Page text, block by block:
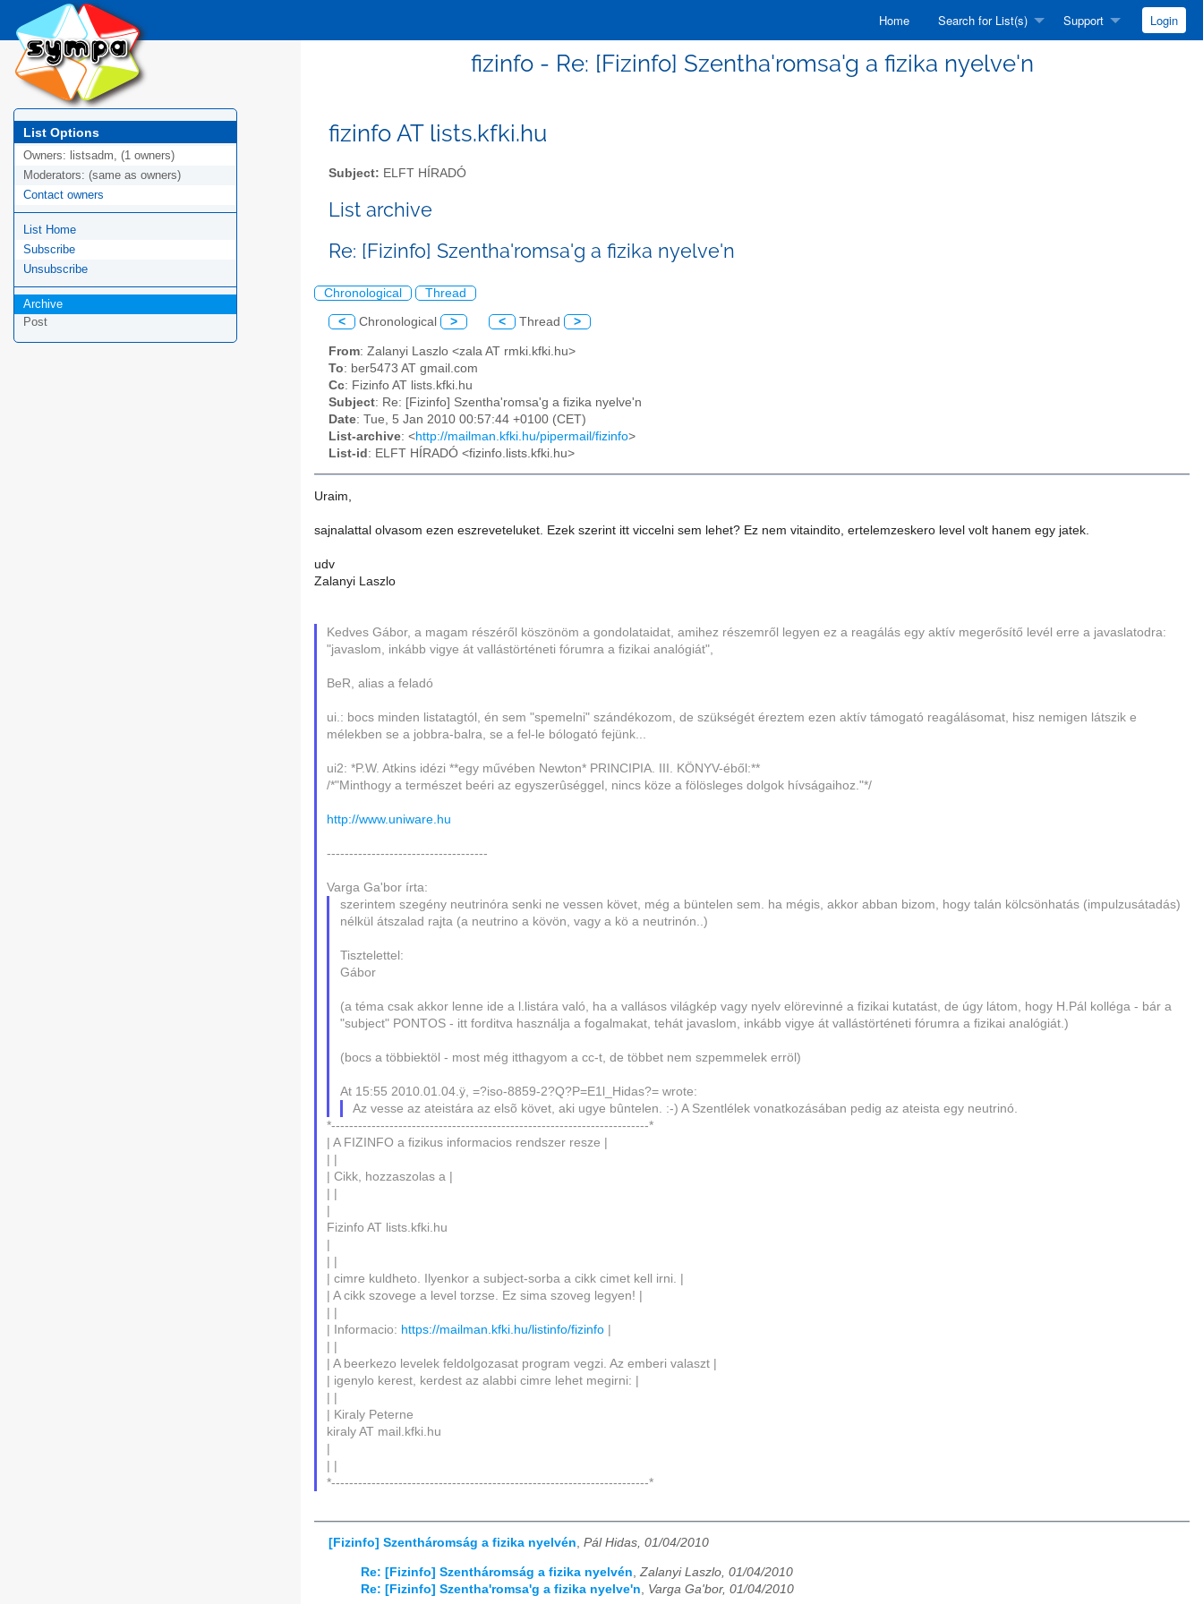
Home Search for List(s) Support Login
fizinfo - Re: [Fizinfo] Szentha'romsa'g a fizika nyelve'n
List Options
Owners: listsadm, (1 owners)
Moderators: (same as owners)
Contact owners
List Home
Subscribe
Unsubscribe
Archive
Post
fizinfo AT lists.kfki.hu
Subject: ELFT HÍRADÓ
List archive
Re: [Fizinfo] Szentha'romsa'g a fizika nyelve'n
Chronological Thread
< Chronological > < Thread >
From: Zalanyi Laszlo <zala AT rmki.kfki.hu>
To: ber5473 AT gmail.com
Cc: Fizinfo AT lists.kfki.hu
Subject: Re: [Fizinfo] Szentha'romsa'g a fizika nyelve'n
Date: Tue, 5 Jan 2010 00:57:44 +0100 (CET)
List-archive: <http://mailman.kfki.hu/pipermail/fizinfo>
List-id : ELFT HÍRADÓ <fizinfo.lists.kfki.hu>
Uraim,
sajnalattal olvasom ezen eszreveteluket. Ezek szerint itt viccelni sem lehet? Ez nem vitaindito, ertelemzeskero level volt hanem egy jatek.
udv
Zalanyi Laszlo
Kedves Gábor, a magam részéről köszönöm a gondolataidat, amihez részemről legyen ez a reagálás egy aktív megerősítő levél erre a javaslatodra:
"javaslom, inkább vigye át vallástörténeti fórumra a fizikai analógiát",
BeR, alias a feladó
ui.: bocs minden listatagtól, én sem "spemelni" szándékozom, de szükségét éreztem ezen aktív támogató reagálásomat, hisz nemigen látszik e
mélekben se a jobbra-balra, se a fel-le bólogató fejünk...
ui2: *P.W. Atkins idézi **egy művében Newton* PRINCIPIA. III. KÖNYV-éből:**
/*"Minthogy a természet beéri az egyszerûséggel, nincs köze a fölösleges dolgok hívságaihoz."*/
http://www.uniware.hu
------------------------------------
Varga Ga'bor írta:
szerintem szegény neutrinóra senki ne vessen követ, még a büntelen sem. ha mégis, akkor abban bizom, hogy talán kölcsönhatás (impulzusátadás)
nélkül átszalad rajta (a neutrino a kövön, vagy a kö a neutrinón..)
Tisztelettel:
Gábor
(a téma csak akkor lenne ide a l.listára való, ha a vallásos világkép vagy nyelv elörevinné a fizikai kutatást, de úgy látom, hogy H.Pál kolléga - bár a
"subject" PONTOS - itt forditva használja a fogalmakat, tehát javaslom, inkább vigye át vallástörténeti fórumra a fizikai analógiát.)
(bocs a többiektöl - most még itthagyom a cc-t, de többet nem szpemmelek erröl)
At 15:55 2010.01.04.ÿ, =?iso-8859-2?Q?P=E1l_Hidas?= wrote:
Az vesse az ateistára az elsõ követ, aki ugye bûntelen. :-) A Szentlélek vonatkozásában pedig az ateista egy neutrinó.
*-----------------------------------------------------------------------*
| A FIZINFO a fizikus informacios rendszer resze |
| Cikk, hozzaszolas a |
Fizinfo AT lists.kfki.hu
| cimre kuldheto. Ilyenkor a subject-sorba a cikk cimet kell irni. |
| A cikk szovege a level torzse. Ez sima szoveg legyen! |
| Informacio: https://mailman.kfki.hu/listinfo/fizinfo
| A beerkezo levelek feldolgozasat program vegzi. Az emberi valaszt |
| igenylo kerest, kerdest az alabbi cimre lehet megirni: |
| Kiraly Peterne
kiraly AT mail.kfki.hu
*-----------------------------------------------------------------------*
[Fizinfo] Szentháromság a fizika nyelvén, Pál Hidas, 01/04/2010
Re: [Fizinfo] Szentháromság a fizika nyelvén Zalanyi Laszlo, 01/04/2010
Re: [Fizinfo] Szentha'romsa'g a fizika nyelve'n
Varga Ga'bor, 01/04/2010